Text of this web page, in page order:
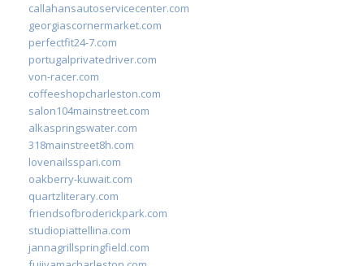
callahansautoservicecenter.com
georgiascornermarket.com
perfectfit24-7.com
portugalprivatedriver.com
von-racer.com
coffeeshopcharleston.com
salon104mainstreet.com
alkaspringswater.com
318mainstreet8h.com
lovenailsspari.com
oakberry-kuwait.com
quartzliterary.com
friendsofbroderickpark.com
studiopiattellina.com
jannagrillspringfield.com